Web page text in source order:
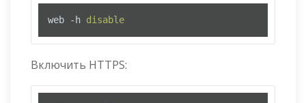
web -h disable
Включить HTTPS: